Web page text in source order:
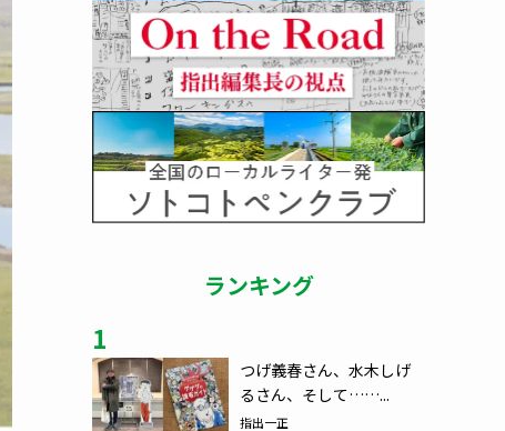
ランキング
1
つげ義春さん、水木しげ
るさん、そして……...
指出一正